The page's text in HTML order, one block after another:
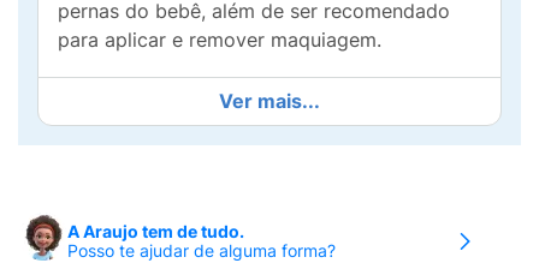
pernas do bebê, além de ser recomendado
para aplicar e remover maquiagem.
Ver mais...
A Araujo tem de tudo.
Posso te ajudar de alguma forma?